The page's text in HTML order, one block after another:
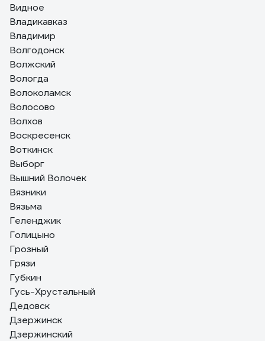
Видное
Владикавказ
Владимир
Волгодонск
Волжский
Вологда
Волоколамск
Волосово
Волхов
Воскресенск
Воткинск
Выборг
Вышний Волочек
Вязники
Вязьма
Геленджик
Голицыно
Грозный
Грязи
Губкин
Гусь-Хрустальный
Дедовск
Дзержинск
Дзержинский